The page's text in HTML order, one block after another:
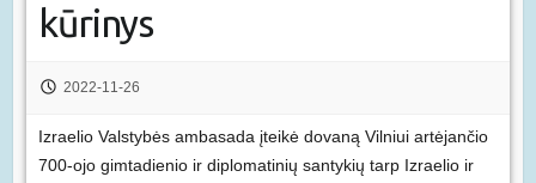
kūrinys
2022-11-26
Izraelio Valstybės ambasada įteikė dovaną Vilniui artėjančio
700-ojo gimtadienio ir diplomatinių santykių tarp Izraelio ir